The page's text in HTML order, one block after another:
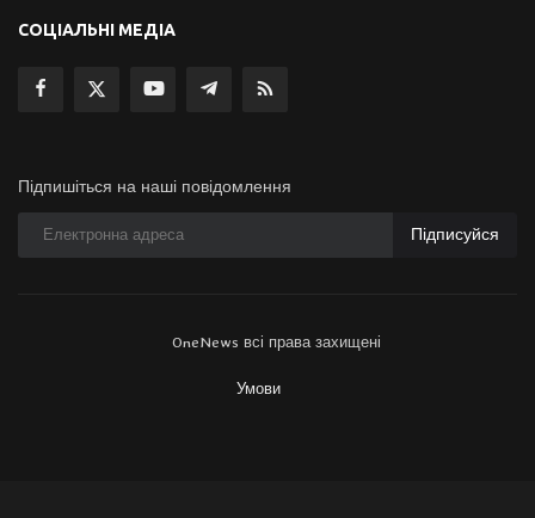
СОЦІАЛЬНІ МЕДІА
Підпишіться на наші повідомлення
Підписуйся
OneNews всі права захищені
Умови